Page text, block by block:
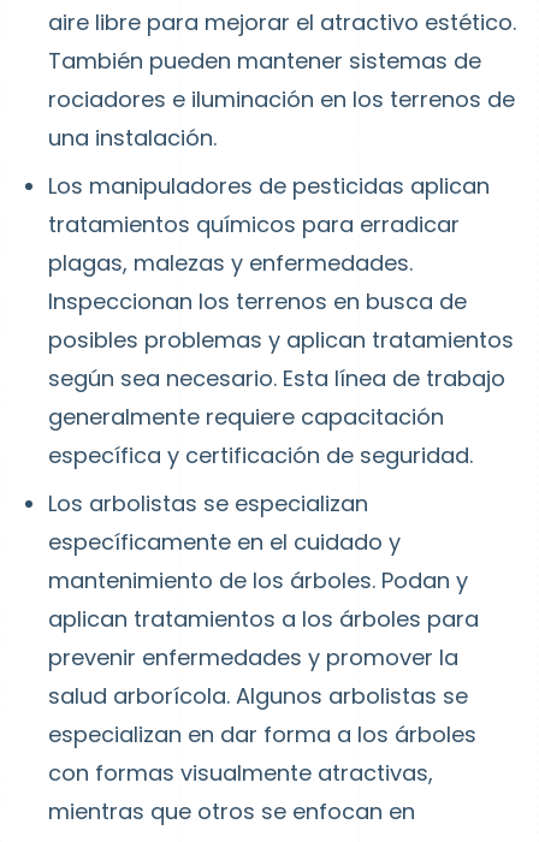
aire libre para mejorar el atractivo estético.
También pueden mantener sistemas de
rociadores e iluminación en los terrenos de
una instalación.
Los manipuladores de pesticidas aplican
tratamientos químicos para erradicar
plagas, malezas y enfermedades.
Inspeccionan los terrenos en busca de
posibles problemas y aplican tratamientos
según sea necesario. Esta línea de trabajo
generalmente requiere capacitación
específica y certificación de seguridad.
Los arbolistas se especializan
específicamente en el cuidado y
mantenimiento de los árboles. Podan y
aplican tratamientos a los árboles para
prevenir enfermedades y promover la
salud arborícola. Algunos arbolistas se
especializan en dar forma a los árboles
con formas visualmente atractivas,
mientras que otros se enfocan en